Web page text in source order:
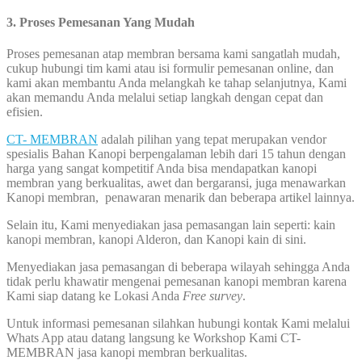
3. Proses Pemesanan Yang Mudah
Proses pemesanan atap membran bersama kami sangatlah mudah,
cukup hubungi tim kami atau isi formulir pemesanan online, dan
kami akan membantu Anda melangkah ke tahap selanjutnya, Kami
akan memandu Anda melalui setiap langkah dengan cepat dan
efisien.
CT- MEMBRAN adalah pilihan yang tepat merupakan vendor
spesialis Bahan Kanopi berpengalaman lebih dari 15 tahun dengan
harga yang sangat kompetitif Anda bisa mendapatkan kanopi
membran yang berkualitas, awet dan bergaransi, juga menawarkan
Kanopi membran, penawaran menarik dan beberapa artikel lainnya.
Selain itu, Kami menyediakan jasa pemasangan lain seperti: kain
kanopi membran, kanopi Alderon, dan Kanopi kain di sini.
Menyediakan jasa pemasangan di beberapa wilayah sehingga Anda
tidak perlu khawatir mengenai pemesanan kanopi membran karena
Kami siap datang ke Lokasi Anda Free survey.
Untuk informasi pemesanan silahkan hubungi kontak Kami melalui
Whats App atau datang langsung ke Workshop Kami CT-
MEMBRAN jasa kanopi membran berkualitas.